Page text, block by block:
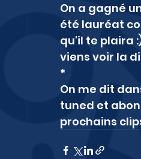
On a gagné
été lauréat
qu'il te plaira
viens voir la
*
On me dit
tuned et
prochains